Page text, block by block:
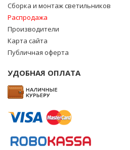
Сборка и монтаж светильников
Распродажа
Производители
Карта сайта
Публичная оферта
УДОБНАЯ ОПЛАТА